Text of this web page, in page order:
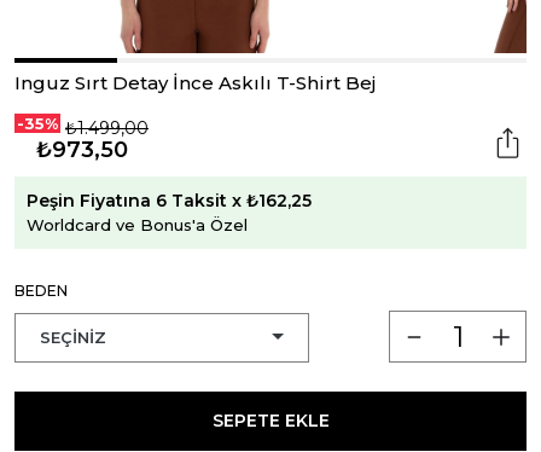
Inguz Sırt Detay İnce Askılı T-Shirt Bej
-35% ₺1.499,00
₺973,50
Peşin Fiyatına 6 Taksit x ₺162,25
Worldcard ve Bonus'a Özel
BEDEN
SEPETE EKLE